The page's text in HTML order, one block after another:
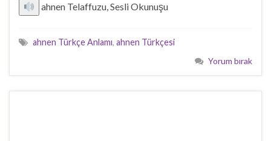
ahnen Telaffuzu, Sesli Okunuşu
ahnen Türkçe Anlamı, ahnen Türkçesi
Yorum bırak